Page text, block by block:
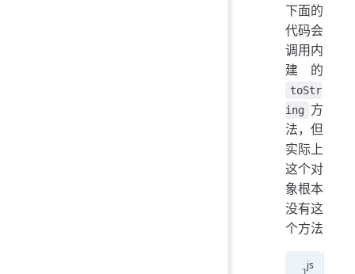
下面的
代码会
调用内
建的
toStr
ing
方
法，但
实际上
这个对
象根本
没有这
个方法